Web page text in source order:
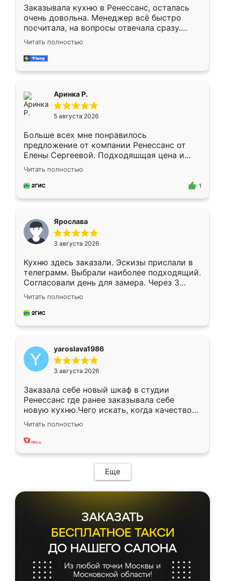
Заказывала кухню в Ренессанс, осталась
очень довольна. Менеджер всё быстро
посчитала, на вопросы отвечала сразу.
Замерщик приехал в субботу, подошёл к
делу со всей ответственностью. Собрали
за день, ребята работали аккуратно, даже
Читать полностью
Аринка Р.
5 августа 2026
Больше всех мне понравилось
предложение от компании Ренессанс от
Елены Сергеевой. Подходяшщая цена и
короткие сроки изготовления. Приехавший
для замера сотрудник Владислав
предложил по моему эскизу самый
Читать полностью
1
Ярослава
3 августа 2026
Кухню здесь заказали. Эскизы прислали в
телеграмм. Выбрали наиболее подходящий.
Согласовали день для замера. Через 3
недели кухня была уже готова. Остались
довольны работой. Спасибо Ренессанс
мебель за качественную работу!
Читать полностью
yaroslava1986
3 августа 2026
Заказала себе новый шкаф в студии
Ренессанс где ранее заказывала себе
новую кухню.Чего искать, когда качеством
вполне довольна. Служит кухня уже почти
два года, нареканий нет.
Читать полностью
Еще
ЗАКАЗАТЬ
БЕСПЛАТНОЕ ТАКСИ
ДО НАШЕГО САЛОНА
Из любой точки Москвы и
Московской области!